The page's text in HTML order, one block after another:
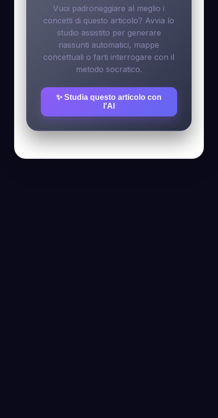
Vuoi padroneggiare al meglio i
concetti di questo articolo? Avvia lo
studio assistito per generare
riassunti automatici, mappe
concettuali o farti interrogare con il
metodo socratico.
✨ Studia questo articolo con
l'AI